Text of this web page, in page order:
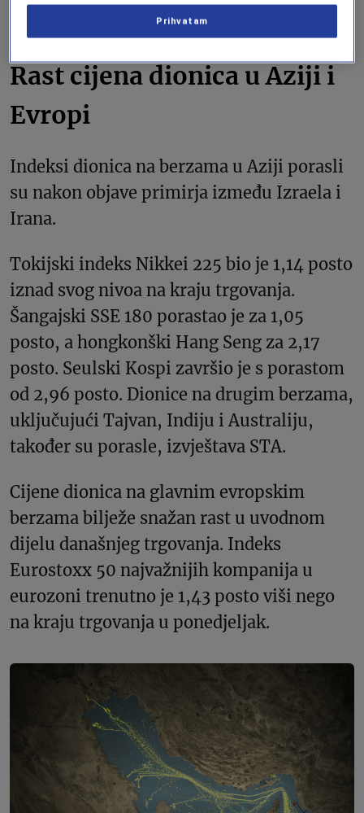
potvrdila primirje, također izvještava STA.
Rast cijena dionica u Aziji i
Evropi
Indeksi dionica na berzama u Aziji porasli
su nakon objave primirja između Izraela i
Irana.
Tokijski indeks Nikkei 225 bio je 1,14 posto
iznad svog nivoa na kraju trgovanja.
Šangajski SSE 180 porastao je za 1,05
posto, a hongkonški Hang Seng za 2,17
posto. Seulski Kospi završio je s porastom
od 2,96 posto. Dionice na drugim berzama,
uključujući Tajvan, Indiju i Australiju,
također su porasle, izvještava STA.
Cijene dionica na glavnim evropskim
berzama bilježe snažan rast u uvodnom
dijelu današnjeg trgovanja. Indeks
Eurostoxx 50 najvažnijih kompanija u
eurozoni trenutno je 1,43 posto viši nego
na kraju trgovanja u ponedjeljak.
Prihvatam